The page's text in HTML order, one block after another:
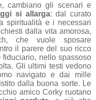
cambiano gli scenari e
si allarga: dal curato
spiritualità e i necessari
dalla vita amorosa,
che vuole sposare
il parere del suo ricco
nello spassoso
Gli ultimi testi vedono
navigato e dai mille
dalla buona sorte. Le
amico Corky ruotano